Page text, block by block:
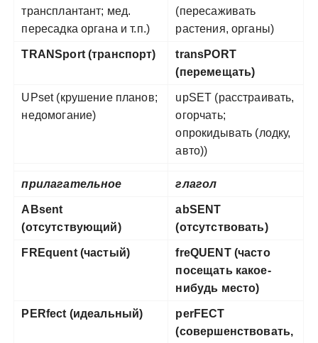
трансплантант; мед.
пересадка органа и т.п.)
(пересаживать
растения, органы)
TRANSport (транспорт)
transPORT
(перемещать)
UPset (крушение планов;
недомогание)
upSET (расстраивать,
огорчать;
опрокидывать (лодку,
авто))
прилагательное глагол
ABsent
(отсутствующий)
abSENT
(отсутствовать)
FREquent (частый)
freQUENT (часто
посещать какое-
нибудь место)
PERfect (идеальный)
perFECT
(совершенствовать,